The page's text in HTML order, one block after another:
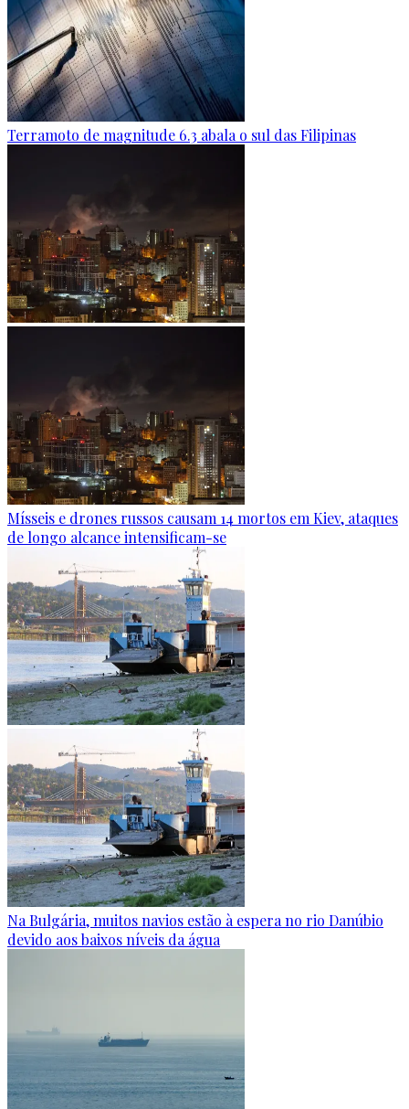
Terramoto de magnitude 6.3 abala o sul das Filipinas
Mísseis e drones russos causam 14 mortos em Kiev, ataques
de longo alcance intensificam-se
Na Bulgária, muitos navios estão à espera no rio Danúbio
devido aos baixos níveis da água